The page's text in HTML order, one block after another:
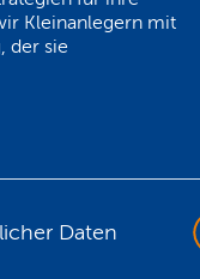
Kleinanlegern mit
der sie
Daten